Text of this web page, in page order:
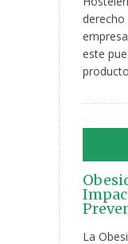
este
La